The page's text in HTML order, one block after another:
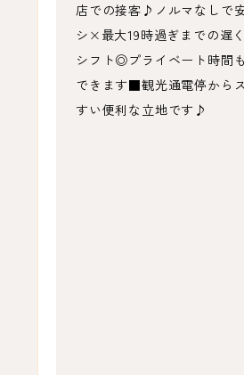
店での接客♪ノルマなしで
シ×最大19時過ぎまでの遅
シフト◎プライベート時間
できます■観光通電停から
すい便利な立地です♪